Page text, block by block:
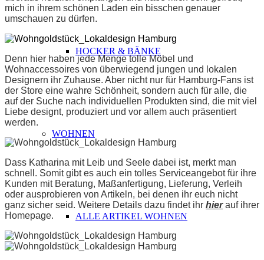
HOCKER & BÄNKE
WOHNEN
ALLE ARTIKEL WOHNEN
mich in ihrem schönen Laden ein bisschen genauer
umschauen zu dürfen.
Denn hier haben jede Menge tolle Möbel und
Wohnaccessoires von überwiegend jungen und lokalen
Designern ihr Zuhause. Aber nicht nur für Hamburg-Fans ist
der Store eine wahre Schönheit, sondern auch für alle, die
auf der Suche nach individuellen Produkten sind, die mit viel
Liebe designt, produziert und vor allem auch präsentiert
werden.
Dass Katharina mit Leib und Seele dabei ist, merkt man
schnell. Somit gibt es auch ein tolles Serviceangebot für ihre
Kunden mit Beratung, Maßanfertigung, Lieferung, Verleih
oder ausprobieren von Artikeln, bei denen ihr euch nicht
ganz sicher seid. Weitere Details dazu findet ihr hierauf ihrer
Homepage.